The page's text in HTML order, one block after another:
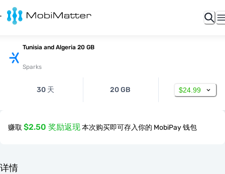
Tunisia and Algeria 20 GB
Sparks
30 天 20 GB $24.99
赚取 $2.50 奖励返现本次购买即可存入你的 MobiPay 钱包
详情